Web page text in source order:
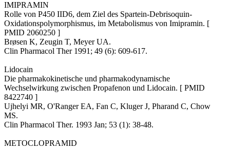
IMIPRAMIN
Rolle von P450 IID6, dem Ziel des Spartein-Debrisoquin-
Oxidationspolymorphismus, im Metabolismus von Imipramin. [
PMID 2060250 ]
Brøsen K, Zeugin T, Meyer UA.
Clin Pharmacol Ther 1991; 49 (6): 609-617.
Lidocain
Die pharmakokinetische und pharmakodynamische
Wechselwirkung zwischen Propafenon und Lidocain. [ PMID
8422740 ]
Ujhelyi MR, O'Ranger EA, Fan C, Kluger J, Pharand C, Chow
MS.
Clin Pharmacol Ther. 1993 Jan; 53 (1): 38-48.
METOCLOPRAMID